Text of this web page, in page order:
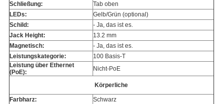
Schließung:
Tab oben
LEDs:
Gelb/Grün (optional)
Schild:
- Ja, das ist es.
Jack Height:
13.2 mm
Magnetisch:
- Ja, das ist es.
Leistungskategorie:
100 Basis-T
Leistung über Ethernet
(PoE):
Nicht-PoE
Körperliche
Farbharz:
Schwarz